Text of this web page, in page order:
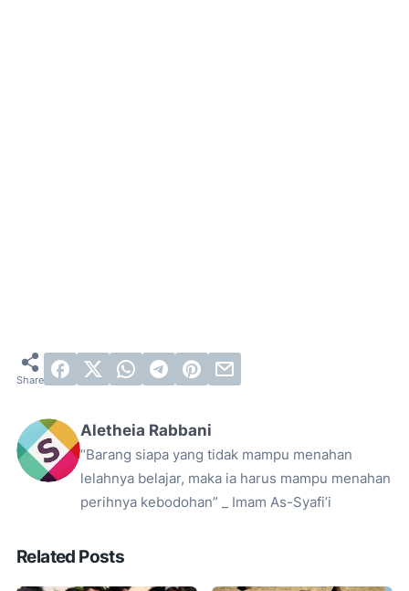
Aletheia Rabbani
“Barang siapa yang tidak mampu menahan
lelahnya belajar, maka ia harus mampu menahan
perihnya kebodohan” _ Imam As-Syafi’i
Related Posts